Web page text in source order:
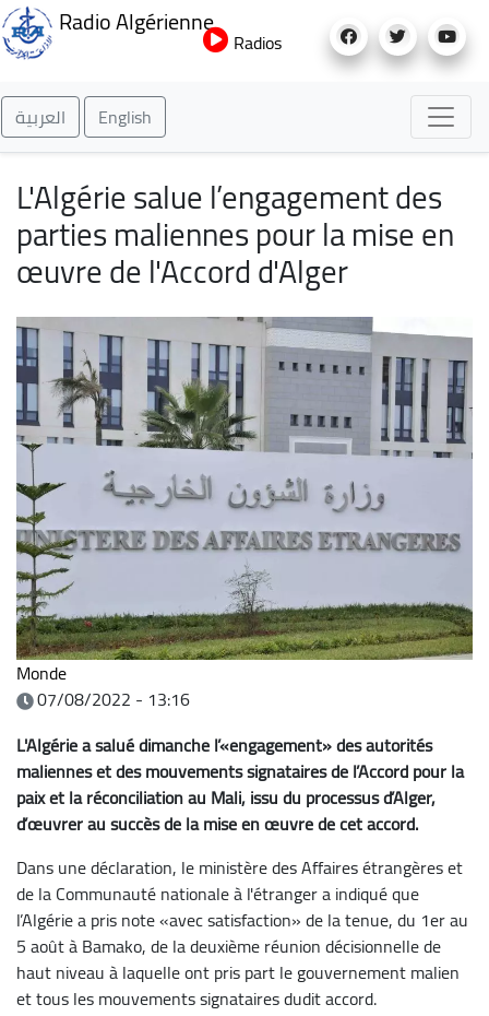
au
Radio Algérienne
Radios
العربية English
L'Algérie salue l’engagement des
parties maliennes pour la mise en
œuvre de l'Accord d'Alger
Monde
07/08/2022 - 13:16
L'Algérie a salué dimanche l’«engagement» des autorités
maliennes et des mouvements signataires de l’Accord pour la
paix et la réconciliation au Mali, issu du processus d’Alger,
d’œuvrer au succès de la mise en œuvre de cet accord.
Dans une déclaration, le ministère des Affaires étrangères et
de la Communauté nationale à l'étranger a indiqué que
l’Algérie a pris note «avec satisfaction» de la tenue, du 1er au
5 août à Bamako, de la deuxième réunion décisionnelle de
haut niveau à laquelle ont pris part le gouvernement malien
et tous les mouvements signataires dudit accord.